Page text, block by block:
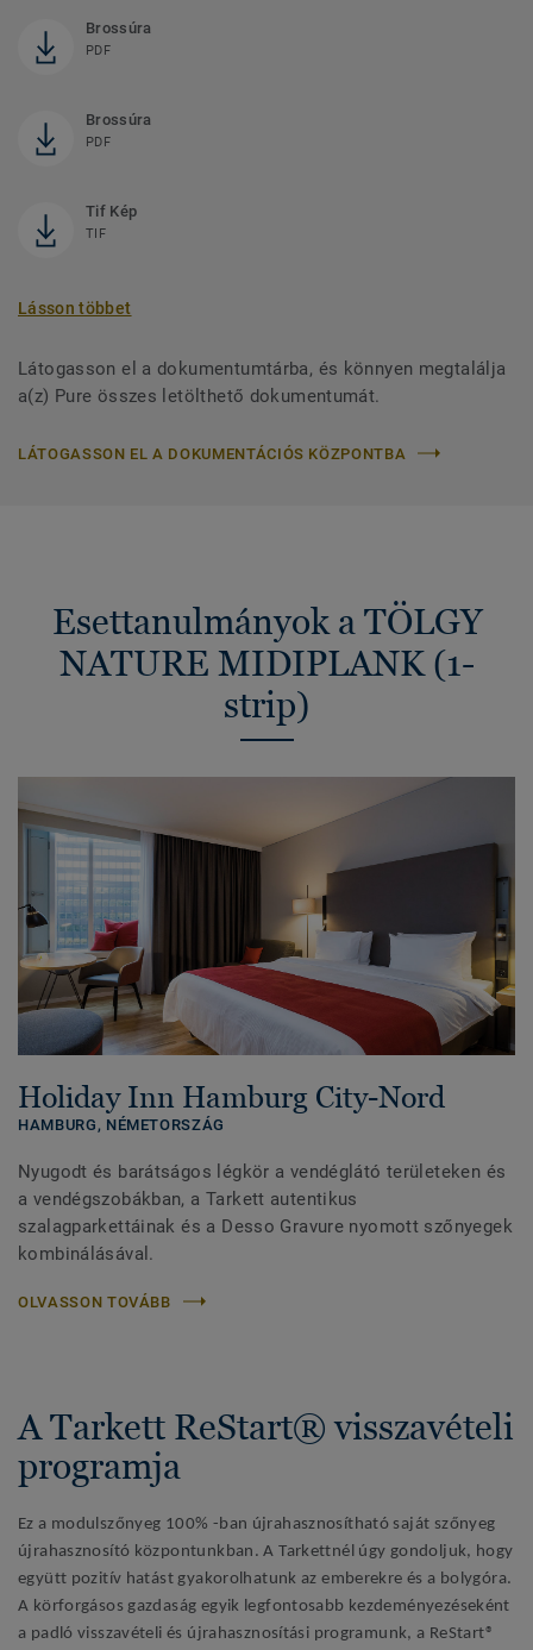
Brossúra
PDF
Brossúra
PDF
Tif Kép
TIF
Lásson többet
Látogasson el a dokumentumtárba, és könnyen megtalálja
a(z) Pure összes letölthető dokumentumát.
LÁTOGASSON EL A DOKUMENTÁCIÓS KÖZPONTBA
Esettanulmányok a TÖLGY
NATURE MIDIPLANK (1-
strip)
Holiday Inn Hamburg City-Nord
HAMBURG, NÉMETORSZÁG
Nyugodt és barátságos légkör a vendéglátó területeken és
a vendégszobákban, a Tarkett autentikus
szalagparkettáinak és a Desso Gravure nyomott szőnyegek
kombinálásával.
OLVASSON TOVÁBB
A Tarkett ReStart® visszavételi
programja
Ez a modulszőnyeg 100% -ban újrahasznosítható saját szőnyeg
újrahasznosító központunkban. A Tarkettnél úgy gondoljuk, hogy
együtt pozitív hatást gyakorolhatunk az emberekre és a bolygóra.
A körforgásos gazdaság egyik legfontosabb kezdeményezéseként
a padló visszavételi és újrahasznosítási programunk, a ReStart®